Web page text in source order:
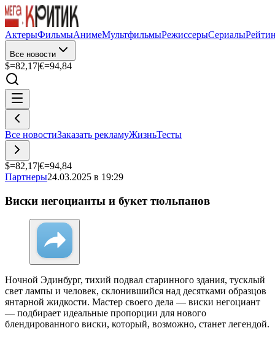
АктерыФильмыАнимеМультфильмыРежиссерыСериалы
Все новости
$=82,17|€=94,84
Все новостиЗаказать рекламуЖизньТесты
$=82,17|€=94,84
Партнеры24.03.2025 в 19:29
Виски негоцианты и букет тюльпанов
Ночной Эдинбург, тихий подвал старинного здания, тусклый
свет лампы и человек, склонившийся над десятками образцов
янтарной жидкости. Мастер своего дела — виски негоциант
— подбирает идеальные пропорции для нового
блендированного виски, который, возможно, станет легендой.